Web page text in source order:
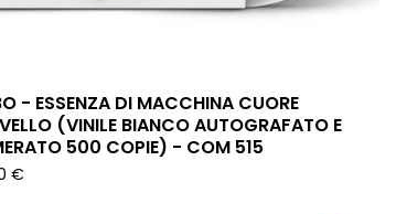
- ESSENZA DI MACCHINA CUORE
(VINILE BIANCO AUTOGRAFATO E
500 COPIE) - COM 515
€